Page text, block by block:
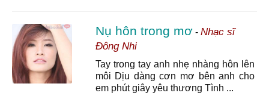
Nụ hôn trong mơ- Nhạc sĩ
Đông Nhi
Tay trong tay anh nhẹ nhàng hôn lên
môi Dịu dàng cơn mơ bên anh cho
em phút giây yêu thương Tình ...